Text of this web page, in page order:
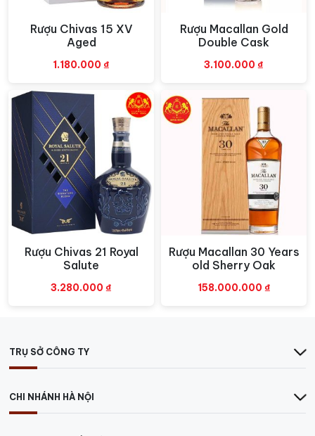
một cảm giác ấm áp và êm dịu khi thưởng thức.
Rượu Smirnoff Vodka Red có hương vị trong trẻo, mịn
màng và dễ dàng kết hợp với các loại đồ uống và
thành phần chính trong nhiều cocktail phổ biến như
Martini, Cosmopolitan, Screwdriver và Bloody Mary.
Rượu Smirnoff Vodka Red được đóng trong một chai
sang trọng và thuận tiện để sử dụng trong các sự kiện
và tiệc tùng. Với chất lượng cao và danh tiếng lâu đời,
Smirnoff Vodka Red đã trở thành một biểu tượng của
sự tinh khiết và chất lượng trong thế giới vodka.
Xem nhanh
Rượu Chivas 15 XV
Aged
1.180.000 ₫
Xem nhanh
Rượu Macallan Gold
Double Cask
3.100.000 ₫
Xem nhanh
Rượu Chivas 21 Royal
Salute
3.280.000 ₫
Xem nhanh
Rượu Macallan 30 Years
old Sherry Oak
158.000.000 ₫
TRỤ SỞ CÔNG TY
CHI NHÁNH HÀ NỘI